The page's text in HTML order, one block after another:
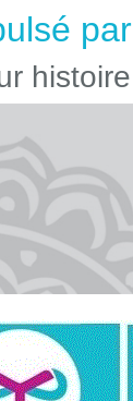
histoire